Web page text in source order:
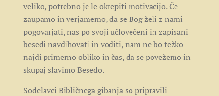
veliko, potrebno je le okrepiti motivacijo. Če
zaupamo in verjamemo, da se Bog želi z nami
pogovarjati, nas po svoji učlovečeni in zapisani
besedi navdihovati in voditi, nam ne bo težko
najdi primerno obliko in čas, da se povežemo in
skupaj slavimo Besedo.
Sodelavci Bibličnega gibanja so pripravili